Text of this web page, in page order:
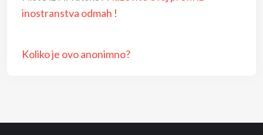
inostranstva odmah !
Koliko je ovo anonimno?